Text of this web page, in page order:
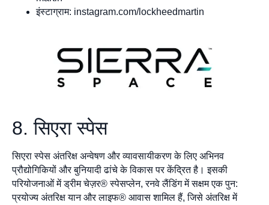
इंस्टाग्राम: instagram.com/lockheedmartin
8. सिएरा स्पेस
सिएरा स्पेस अंतरिक्ष अन्वेषण और व्यावसायीकरण के लिए अभिनव
प्रौद्योगिकियों और बुनियादी ढांचे के विकास पर केंद्रित है। इसकी
परियोजनाओं में ड्रीम चेज़र® स्पेसप्लेन, रनवे लैंडिंग में सक्षम एक पुन:
प्रयोज्य अंतरिक्ष यान और लाइफ® आवास शामिल हैं, जिसे अंतरिक्ष में